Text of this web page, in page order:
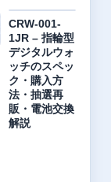
CRW-001-
1JR – 指輪型
デジタルウォ
ッチのスペッ
ク・購入方
法・抽選再
販・電池交換
解説